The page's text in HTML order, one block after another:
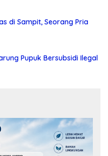
di Sampit, Seorang Pria
Pupuk Bersubsidi Ilegal